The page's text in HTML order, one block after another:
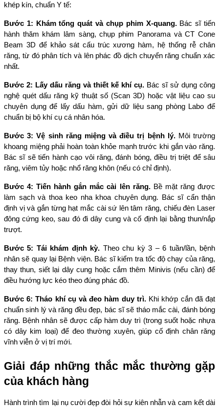
khép kín, chuẩn Y tế:
Bước 1: Khám tổng quát và chụp phim X-quang. Bác sĩ tiến
hành thăm khám lâm sàng, chụp phim Panorama và CT Cone
Beam 3D để khảo sát cấu trúc xương hàm, hệ thống rễ chân
răng, từ đó phân tích và lên phác đồ dịch chuyển răng chuẩn xác
nhất.
Bước 2: Lấy dấu răng và thiết kế khí cụ. Bác sĩ sử dụng công
nghệ quét dấu răng kỹ thuật số (Scan 3D) hoặc vật liệu cao su
chuyên dụng để lấy dấu hàm, gửi dữ liệu sang phòng Labo để
chuẩn bị bộ khí cụ cá nhân hóa.
Bước 3: Vệ sinh răng miệng và điều trị bệnh lý. Môi trường
khoang miệng phải hoàn toàn khỏe mạnh trước khi gắn vào răng.
Bác sĩ sẽ tiến hành cạo vôi răng, đánh bóng, điều trị triệt để sâu
răng, viêm tủy hoặc nhổ răng khôn (nếu có chỉ định).
Bước 4: Tiến hành gắn mắc cài lên răng. Bề mặt răng được
làm sạch và thoa keo nha khoa chuyên dụng. Bác sĩ cẩn thận
định vị và gắn từng hạt mắc cài sứ lên tâm răng, chiếu đèn Laser
đông cứng keo, sau đó đi dây cung và cố định lại bằng thun/nắp
trượt.
Bước 5: Tái khám định kỳ. Theo chu kỳ 3 – 6 tuần/lần, bệnh
nhân sẽ quay lại Bệnh viện. Bác sĩ kiểm tra tốc độ chạy của răng,
thay thun, siết lại dây cung hoặc cắm thêm Minivis (nếu cần) để
điều hướng lực kéo theo đúng phác đồ.
Bước 6: Tháo khí cụ và đeo hàm duy trì. Khi khớp cắn đã đạt
chuẩn sinh lý và răng đều đẹp, bác sĩ sẽ tháo mắc cài, đánh bóng
răng. Bệnh nhân sẽ được cấp hàm duy trì (trong suốt hoặc nhựa
có dây kim loại) để đeo thường xuyên, giúp cố định chân răng
vĩnh viễn ở vị trí mới.
Giải đáp những thắc mắc thường gặp
của khách hàng
Hành trình tìm lại nụ cười đẹp đòi hỏi sự kiên nhẫn và cam kết dài